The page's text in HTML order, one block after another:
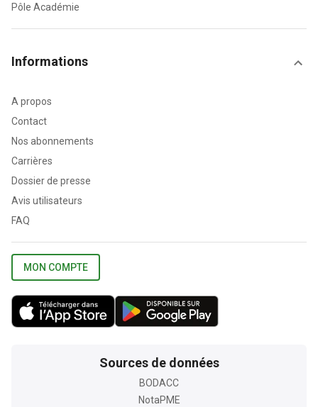
Pôle Académie
Informations
A propos
Contact
Nos abonnements
Carrières
Dossier de presse
Avis utilisateurs
FAQ
MON COMPTE
Sources de données
BODACC
NotaPME